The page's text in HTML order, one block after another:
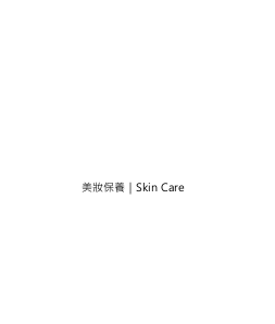
美妝保養｜Skin Care